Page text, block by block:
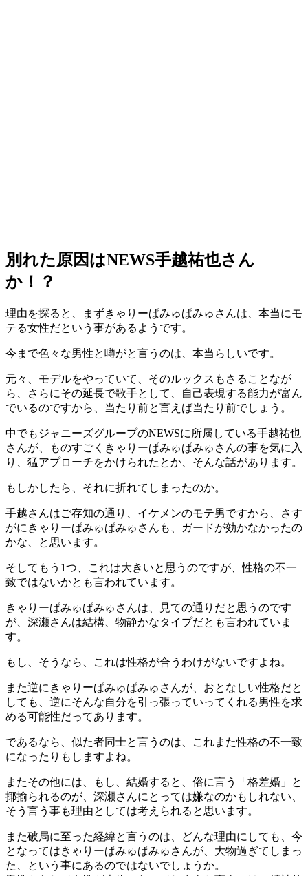
別れた原因はNEWS手越祐也さん
か！？
理由を探ると、まずきゃりーぱみゅぱみゅさんは、本当にモ
テる女性だという事があるようです。
今まで色々な男性と噂がと言うのは、本当らしいです。
元々、モデルをやっていて、そのルックスもさることなが
ら、さらにその延長で歌手として、自己表現する能力が富ん
でいるのですから、当たり前と言えば当たり前でしょう。
中でもジャニーズグループのNEWSに所属している手越祐也
さんが、ものすごくきゃりーぱみゅぱみゅさんの事を気に入
り、猛アプローチをかけられたとか、そんな話があります。
もしかしたら、それに折れてしまったのか。
手越さんはご存知の通り、イケメンのモテ男ですから、さす
がにきゃりーぱみゅぱみゅさんも、ガードが効かなかったの
かな、と思います。
そしてもう1つ、これは大きいと思うのですが、性格の不一
致ではないかとも言われています。
きゃりーぱみゅぱみゅさんは、見ての通りだと思うのです
が、深瀬さんは結構、物静かなタイプだとも言われていま
す。
もし、そうなら、これは性格が合うわけがないですよね。
また逆にきゃりーぱみゅぱみゅさんが、おとなしい性格だと
しても、逆にそんな自分を引っ張っていってくれる男性を求
める可能性だってあります。
であるなら、似た者同士と言うのは、これまた性格の不一致
になったりもしますよね。
またその他には、もし、結婚すると、俗に言う「格差婚」と
揶揄られるのが、深瀬さんにとっては嫌なのかもしれない、
そう言う事も理由としては考えられると思います。
また破局に至った経緯と言うのは、どんな理由にしても、今
となってはきゃりーぱみゅぱみゅさんが、大物過ぎてしまっ
た、という事にあるのではないでしょうか。